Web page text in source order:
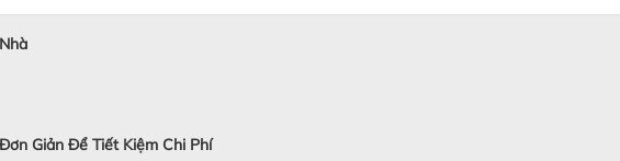
Giản Để Tiết Kiệm Chi Phí